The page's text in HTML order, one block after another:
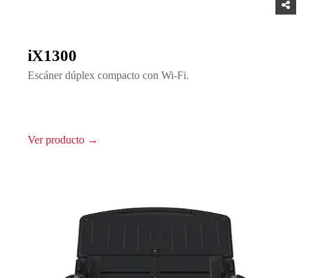
iX1300
Escáner dúplex compacto con Wi-Fi.
Ver producto →